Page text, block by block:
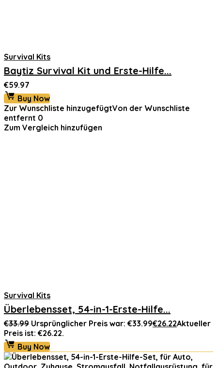
Survival Kits
Baytiz Survival Kit und Erste-Hilfe...
€59.97
Buy Now
Zur Wunschliste hinzugefügtVon der Wunschliste
entfernt 0
Zum Vergleich hinzufügen
Survival Kits
Überlebensset, 54-in-1-Erste-Hilfe...
€33.99 Ursprünglicher Preis war: €33.99€26.22Aktueller
Preis ist: €26.22.
Buy Now